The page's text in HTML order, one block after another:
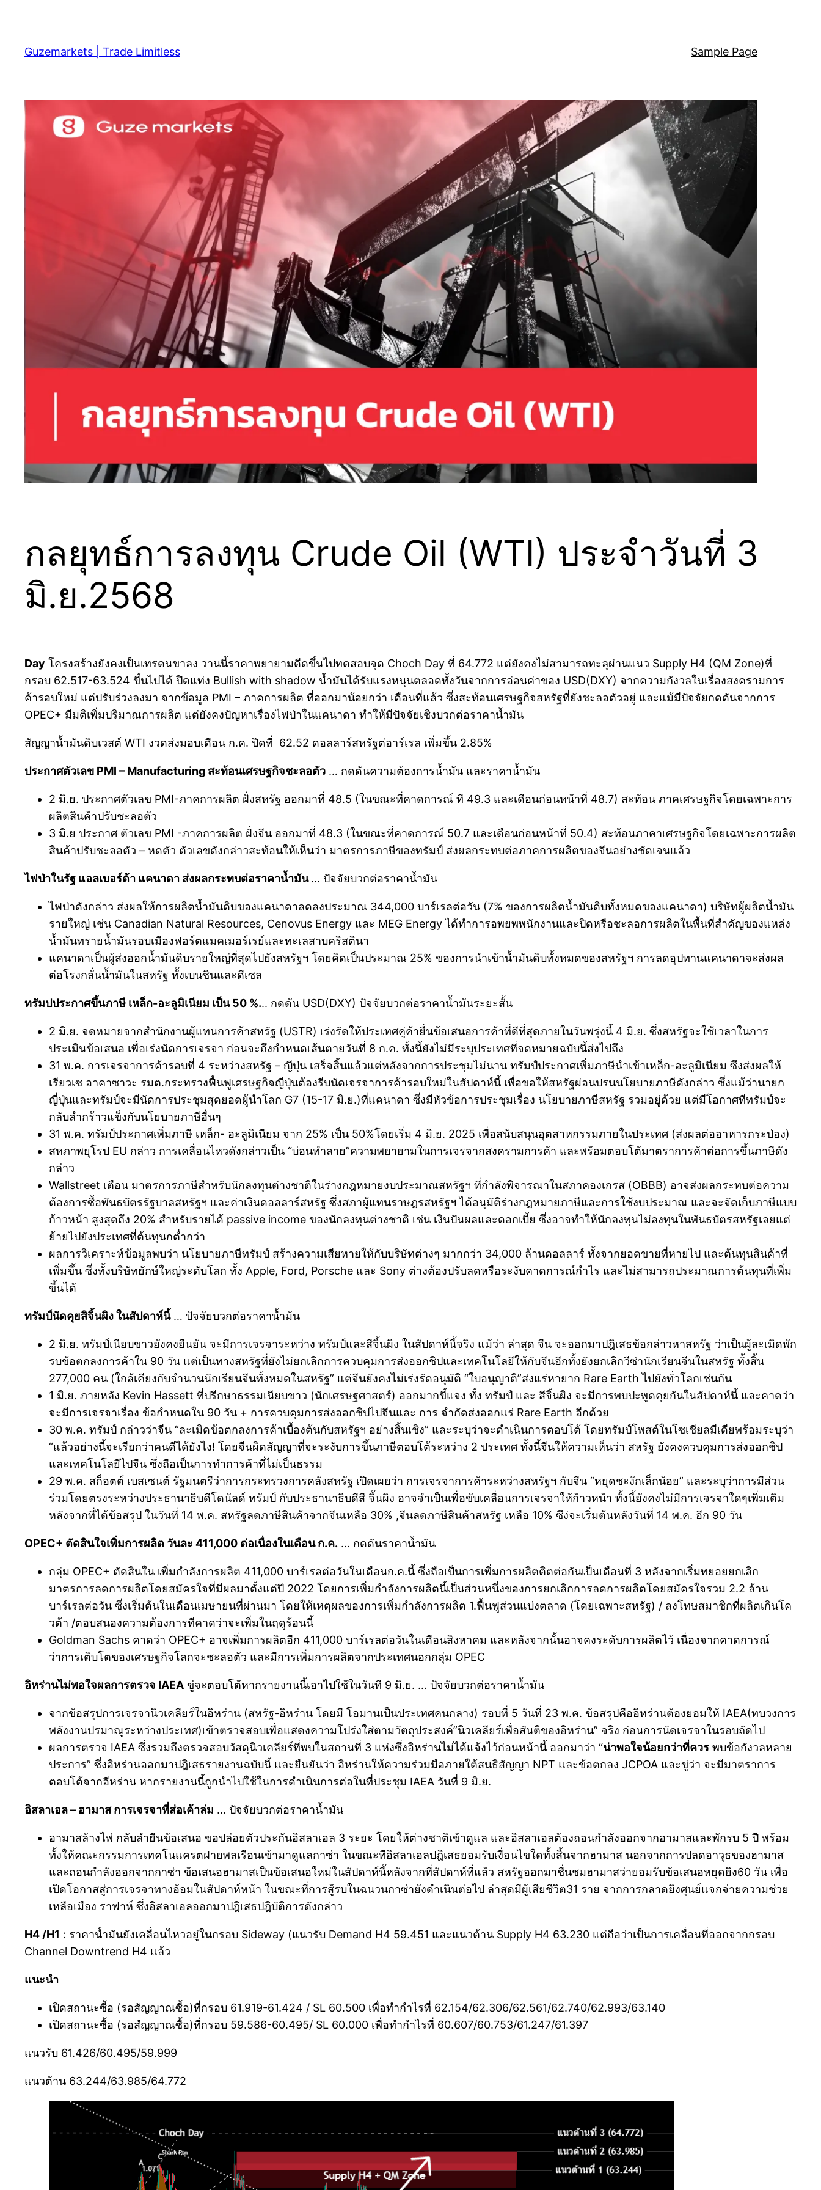
content
Guzemarkets | Trade Limitless Sample Page
กลยุทธ์การลงทุน Crude Oil (WTI) ประจำวันที่ 3
มิ.ย.2568
Day โครงสร้างยังคงเป็นเทรดนขาลง วานนี้ราคาพยายามดีดขึ้นไปทดสอบจุด Choch Day ที่ 64.772 แต่ยังคงไม่สามารถทะลุผ่านแนว Supply H4 (QM Zone)ที่
กรอบ 62.517-63.524 ขี้นไปได้ ปิดแท่ง Bullish with shadow น้ำมันได้รับแรงหนุนตลอดทั้งวันจากการอ่อนค่าของ USD(DXY) จากความกังวลในเรื่องสงครามการ
ค้ารอบใหม่ แต่ปรับร่วงลงมา จากข้อมูล PMI – ภาคการผลิต ที่ออกมาน้อยกว่า เดือนที่แล้ว ซึ่งสะท้อนเศรษฐกิจสหรัฐที่ยังชะลอตัวอยู่ และแม้มีปัจจัยกดดันจากการ
OPEC+ มีมติเพิ่มปริมาณการผลิต แต่ยังคงปัญหาเรื่องไฟป่าในแคนาดา ทำให้มีปัจจัยเชิงบวกต่อราคาน้ำมัน
สัญญาน้ำมันดิบเวสต์ WTI งวดส่งมอบเดือน ก.ค. ปิดที่ 62.52 ดอลลาร์สหรัฐต่อาร์เรล เพิ่มขึ้น 2.85%
ประกาศตัวเลข PMI – Manufacturing สะท้อนเศรษฐกิจชะลอตัว … กดดันความต้องการน้ำมัน และราคาน้ำมัน
2 มิ.ย. ประกาศตัวเลข PMI-ภาคการผลิต ฝั่งสหรัฐ ออกมาที่ 48.5 (ในขณะที่คาดการณ์ ที 49.3 และเดือนก่อนหน้าที่ 48.7) สะท้อน ภาคเศรษฐกิจโดยเฉพาะการ
ผลิตสินค้าปรับชะลอตัว
3 มิ.ย ประกาศ ตัวเลข PMI -ภาคการผลิต ฝั่งจีน ออกมาที่ 48.3 (ในขณะที่คาดการณ์ 50.7 และเดือนก่อนหน้าที่ 50.4) สะท้อนภาคาเศรษฐกิจโดยเฉพาะการผลิต
สินค้าปรับชะลอตัว – หดตัว ตัวเลขดังกล่าวสะท้อนให้เห็นว่า มาตรการภาษีของทรัมป์ ส่งผลกระทบต่อภาคการผลิตของจีนอย่างชัดเจนแล้ว
ไฟป่าในรัฐ แอลเบอร์ต้า แคนาดา ส่งผลกระทบต่อราคาน้ำมัน… ปัจจัยบวกต่อราคาน้ำมัน
ไฟป่าดังกล่าว ส่งผลให้การผลิตน้ำมันดิบของแคนาดาลดลงประมาณ 344,000 บาร์เรลต่อวัน (7% ของการผลิตน้ำมันดิบทั้งหมดของแคนาดา) บริษัทผู้ผลิตน้ำมัน
รายใหญ่ เช่น Canadian Natural Resources, Cenovus Energy และ MEG Energy ได้ทำการอพยพพนักงานและปิดหรือชะลอการผลิตในพื้นที่สำคัญของแหล่ง
น้ำมันทรายน้ำมันรอบเมืองฟอร์ตแมคเมอร์เรย์และทะเลสาบคริสตินา
แคนาดาเป็นผู้ส่งออกน้ำมันดิบรายใหญ่ที่สุดไปยังสหรัฐฯ โดยคิดเป็นประมาณ 25% ของการนำเข้าน้ำมันดิบทั้งหมดของสหรัฐฯ การลดอุปทานแคนาดาจะส่งผล
ต่อโรงกลั่นน้ำมันในสหรัฐ ทั้งเบนซินและดีเซล
ทรัมปประกาศขึ้นภาษี เหล็ก-อะลูมิเนียม เป็น 50 %... กดดัน USD(DXY) ปัจจัยบวกต่อราคาน้ำมันระยะสั้น
2 มิ.ย. จดหมายจากสำนักงานผู้แทนการค้าสหรัฐ (USTR) เร่งรัดให้ประเทศคู่ค้ายื่นข้อเสนอการค้าที่ดีที่สุดภายในวันพรุ่งนี้ 4 มิ.ย. ซึ่งสหรัฐจะใช้เวลาในการ
ประเมินข้อเสนอ เพื่อเร่งนัดการเจรจา ก่อนจะถึงกำหนดเส้นตายวันที่ 8 ก.ค. ทั้งนี้ยังไม่มีระบุประเทศที่จดหมายฉบับนี้ส่งไปถึง
31 พ.ค. การเจรจาการค้ารอบที่ 4 ระหว่างสหรัฐ – ญีปุ่น เสร็จสิ้นแล้วแต่หลังจากการประชุมไม่นาน ทรัมป์ประกาศเพิ่มภาษีนำเข้าเหล็ก-อะลูมิเนียม ซึงส่งผลให้
เรียวเซ อาคาซาวะ รมต.กระทรวงฟื้นฟูเศรษฐกิจญีปุ่นต้องรีบนัดเจรจาการค้ารอบใหม่ในสัปดาห์นี้ เพื่อขอให้สหรัฐผ่อนปรนนโยบายภาษีดังกล่าว ซึ่งแม้ว่านายก
ญี่ปุ่นและทรัมป์จะมีนัดการประชุมสุดยอดผู้นำโลก G7 (15-17 มิ.ย.)ที่แคนาดา ซึ่งมีหัวข้อการประชุมเรื่อง นโยบายภาษีสหรัฐ รวมอยู่ด้วย แต่มีโอกาศทีทรัมป์จะ
กลับลำกร้าวแข็งกับนโยบายภาษีอื่นๆ
31 พ.ค. ทรัมป์ประกาศเพิ่มภาษี เหล็ก- อะลูมิเนียม จาก 25% เป็น 50%โดยเริ่ม 4 มิ.ย. 2025 เพื่อสนับสนุนอุตสาหกรรมภายในประเทศ (ส่งผลต่ออาหารกระป่อง)
สหภาพยุโรป EU กล่าว การเคลื่อนไหวดังกล่าวเป็น “บ่อนทำลาย”ความพยายามในการเจรจากสงครามการค้า และพร้อมตอบโต้มาตราการค้าต่อการขึ้นภาษีดัง
กล่าว
Wallstreet เตือน มาตรการภาษีสำหรับนักลงทุนต่างชาติในร่างกฎหมายงบประมาณสหรัฐฯ ที่กำลังพิจารณาในสภาคองเกรส (OBBB) อาจส่งผลกระทบต่อความ
ต้องการซื้อพันธบัตรรัฐบาลสหรัฐฯ และค่าเงินดอลลาร์สหรัฐ ซึ่งสภาผู้แทนราษฎรสหรัฐฯ ได้อนุมัติร่างกฎหมายภาษีและการใช้งบประมาณ และจะจัดเก็บภาษีแบบ
ก้าวหน้า สูงสุดถึง 20% สำหรับรายได้ passive income ของนักลงทุนต่างชาติ เช่น เงินปันผลและดอกเบี้ย ซึ่งอาจทำให้นักลงทุนไม่ลงทุนในพันธบัตรสหรัฐเลยแต่
ย้ายไปยังประเทศที่ต้นทุนกต่ำกว่า
ผลการวิเคราะห์ข้อมูลพบว่า นโยบายภาษีทรัมป์ สร้างความเสียหายให้กับบริษัทต่างๆ มากกว่า 34,000 ล้านดอลลาร์ ทั้งจากยอดขายที่หายไป และต้นทุนสินค้าที่
เพิ่มขึ้น ซึ่งทั้งบริษัทยักษ์ใหญ่ระดับโลก ทั้ง Apple, Ford, Porsche และ Sony ต่างต้องปรับลดหรือระงับคาดการณ์กำไร และไม่สามารถประมาณการต้นทุนที่เพิ่ม
ขึ้นได้
ทรัมป์นัดคุยสิจิ้นผิง ในสัปดาห์นี้… ปัจจัยบวกต่อราคาน้ำม้น
2 มิ.ย. ทรัมป์เนียบขาวยังคงยืนยัน จะมีการเจรจาระหว่าง ทรัมป์และสีจิ้นผิง ในสัปดาห์นี้จริง แม้ว่า ล่าสุด จีน จะออกมาปฎิเสธข้อกล่าวหาสหรัฐ ว่าเป็นผู้ละเมิดพัก
รบข้อตกลงการค้าใน 90 วัน แต่เป็นทางสหรัฐที่ยังไม่ยกเลิกการควบคุมการส่งออกชิปและเทคโนโลยีให้กับจีนอีกทั้งยังยกเลิกวีซ่านักเรียนจีนในสหรัฐ ทั้งสิ้น
277,000 คน (ใกล้เคียงกับจำนวนนักเรียนจีนทั้งหมดในสหรัฐ” แต่จีนยังคงไม่เร่งรัดอนุมัติ “ใบอนุญาติ”ส่งแร่หายาก Rare Earth ไปยังทั่วโลกเช่นกัน
1 มิ.ย. ภายหลัง Kevin Hassett ที่ปรีกษาธรรมเนียบขาว (นักเศรษฐศาสตร์) ออกมากขี้แจง ทั้ง ทรัมป์ และ สีจิ้นผิง จะมีการพบปะพูดคุยกันในสัปดาห์นี้ และคาดว่า
จะมีการเจรจาเรื่อง ข้อกำหนดใน 90 วัน + การควบคุมการส่งออกชิปไปจีนและ การ จำกัดส่งออกแร่ Rare Earth อีกด้วย
30 พ.ค. ทรัมป์ กล่าวว่าจีน “ละเมิดข้อตกลงการค้าเบื้องต้นกับสหรัฐฯ อย่างสิ้นเชิง” และระบุว่าจะดำเนินการตอบโต้ โดยทรัมป์โพสต์ในโซเชียลมีเดียพร้อมระบุว่า
“แล้วอย่างนี้จะเรียกว่าคนดีได้ยังไง! โดยจีนผิดสัญญาที่จะระงับการขึ้นภาษีตอบโต้ระหว่าง 2 ประเทศ ทั้งนี้จีนให้ความเห็นว่า สหรัฐ ยังคงควบคุมการส่งออกชิป
และเทคโนโลยีไปจีน ซึ่งถือเป็นการทำการค้าที่ไม่เป็นธรรม
29 พ.ค. สก็อตต์ เบสเซนต์ รัฐมนตรีว่าการกระทรวงการคลังสหรัฐ เปิดเผยว่า การเจรจาการค้าระหว่างสหรัฐฯ กับจีน “หยุดชะงักเล็กน้อย” และระบุว่าการมีส่วน
ร่วมโดยตรงระหว่างประธานาธิบดีโดนัลด์ ทรัมป์ กับประธานาธิบดีสี จิ้นผิง อาจจำเป็นเพื่อขับเคลื่อนการเจรจาให้ก้าวหน้า ทั้งนี้ยังคงไม่มีการเจรจาใดๆเพิ่มเติม
หลังจากที่ได้ข้อสรุป ในวันที่ 14 พ.ค. สหรัฐลดภาษีสินค้าจากจีนเหลือ 30% ,จีนลดภาษีสินค้าสหรัฐ เหลือ 10% ซึง่จะเริ่มต้นหลังวันที่ 14 พ.ค. อีก 90 วัน
OPEC+ ตัดสินใจเพิ่มการผลิต วันละ 411,000 ต่อเนื่องในเดือน ก.ค. … กดดันราคาน้ำมัน
กลุ่ม OPEC+ ตัดสินใน เพิ่มกำลังการผลิต 411,000 บาร์เรลต่อวันในเดือนก.ค.นี้ ซึ่งถือเป็นการเพิ่มการผลิตติตต่อกันเป็นเดือนที่ 3 หลังจากเริ่มทยอยยกเลิก
มาตรการลดการผลิตโดยสมัครใจที่มีผลมาตั้งแต่ปี 2022 โดยการเพิ่มกำลังการผลิตนี้เป็นส่วนหนึ่งของการยกเลิกการลดการผลิตโดยสมัครใจรวม 2.2 ล้าน
บาร์เรลต่อวัน ซึ่งเริ่มต้นในเดือนเมษายนที่ผ่านมา โดยให้เหตุผลของการเพิ่มกำลังการผลิต 1.ฟื้นฟูส่วนแบ่งตลาด (โดยเฉพาะสหรัฐ) / ลงโทษสมาชิกที่ผลิตเกินโค
วต้า /ตอบสนองความต้องการทีคาดว่าจะเพิ่มในฤดูร้อนนี้
Goldman Sachs คาดว่า OPEC+ อาจเพิ่มการผลิตอีก 411,000 บาร์เรลต่อวันในเดือนสิงหาคม และหลังจากนั้นอาจคงระดับการผลิตไว้ เนื่องจากคาดการณ์
ว่าการเติบโตของเศรษฐกิจโลกจะชะลอตัว และมีการเพิ่มการผลิตจากประเทศนอกกลุ่ม OPEC
อิหร่านไม่พอใจผลการตรวจ IAEA ขู่จะตอบโต้หากรายงานนี้เอาไปใช้ในวันที 9 มิ.ย. … ปัจจัยบวกต่อราคาน้ำมัน
จากข้อสรุปการเจรจานิวเคลียร์ในอิหร่าน (สหรัฐ-อิหร่าน โดยมี โอมานเป็นประเทศคนกลาง) รอบที่ 5 วันที่ 23 พ.ค. ข้อสรุปคืออิหร่านต้องยอมให้ IAEA(ทบวงการ
พลังงานปรมาณูระหว่างประเทศ)เข้าตรวจสอบเพื่อแสดงความโปร่งใส่ตามวัตถุประสงค์”นิวเคลียร์เพื่อสันติของอิหร่าน” จริง ก่อนการนัดเจรจาในรอบถัดไป
ผลการตรวจ IAEA ซึ่งรวมถึงตรวจสอบวัสดุนิวเคลียร์ที่พบในสถานที่ 3 แห่งซึ่งอิหร่านไม่ได้แจ้งไว้ก่อนหน้านี้ ออกมาว่า “น่าพอใจน้อยกว่าที่ควร พบข้อกังวลหลาย
ประการ” ซึ่งอิหร่านออกมาปฎิเสธรายงานฉบับนี้ และยืนยันว่า อิหร่านให้ความร่วมมือภายใต้สนธิสัญญา NPT และข้อตกลง JCPOA และขู่ว่า จะมีมาตราการ
ตอบโต้จากอีหร่าน หากรายงานนี้ถูกนำไปใช้ในการดำเนินการต่อในที่ประชุม IAEA วันที่ 9 มิ.ย.
อิสลาเอล – ฮามาส การเจรจาที่ส่อเค้าล่ม … ปัจจัยบวกต่อราคาน้ำมัน
ฮามาสล้างไพ่ กลับลำยืนข้อเสนอ ขอปล่อยตัวประกันอิสลาเอล 3 ระยะ โดยให้ต่างชาติเข้าดูแล และอิสลาเอลต้องถอนกำลังออกจากฮามาสและพักรบ 5 ปี พร้อม
ทั้งให้คณะกรรมการเทคโนแครตฝายพลเรือนเข้ามาดูแลกาซ่า ในขณะทีอิสลาเอลปฎิเสธยอมรับเงื่อนไขใดทั้งสิ้นจากฮามาส นอกจากการปลดอาวุธของฮามาส
และถอนกำลังออกจากกาซ่า ข้อเสนอฮามาสเป็นข้อเสนอใหม่ในสัปดาห์นี้หลังจากที่สัปดาห์ที่แล้ว สหรัฐออกมาชื่นชมฮามาสว่ายอมรับข้อเสนอหยุดยิง60 วัน เพื่อ
เปิดโอกาสสู่การเจรจาทางอ้อมในสัปดาห์หน้า ในขณะที่การสู้รบในฉนวนกาซ่ายังดำเนินต่อไป ล่าสุดมีผู้เสียชีวิต31 ราย จากการกลาดยิงศุนย์แจกจ่ายความช่วย
เหลือเมือง ราฟาห์ ซึ่งอิสลาเอลออกมาปฎิเสธปฎิบัติการดังกล่าว
H4 /H1 : ราคาน้ำมันยังเคลื่อนไหวอยู่ในกรอบ Sideway (แนวรับ Demand H4 59.451 และแนวต้าน Supply H4 63.230 แต่ถือว่าเป็นการเคลื่อนที่ออกจากกรอบ
Channel Downtrend H4 แล้ว
แนะนำ
เปิดสถานะซื้อ (รอสัญญาณซื้อ)ที่กรอบ 61.919-61.424 / SL 60.500 เพื่อทำกำไรที่ 62.154/62.306/62.561/62.740/62.993/63.140
เปิดสถานะซื้อ (รอสํญญาณซื้อ)ที่กรอบ 59.586-60.495/ SL 60.000 เพื่อทำกำไรที่ 60.607/60.753/61.247/61.397
แนวรับ 61.426/60.495/59.999
แนวต้าน 63.244/63.985/64.772